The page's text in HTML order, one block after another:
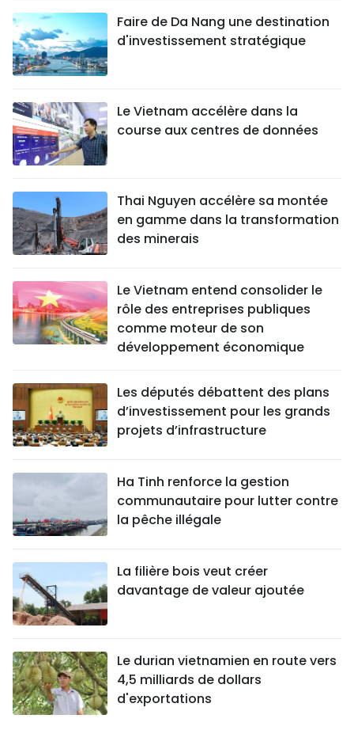
Faire de Da Nang une destination
d'investissement stratégique
Le Vietnam accélère dans la
course aux centres de données
Thai Nguyen accélère sa montée
en gamme dans la transformation
des minerais
Le Vietnam entend consolider le
rôle des entreprises publiques
comme moteur de son
développement économique
Les députés débattent des plans
d’investissement pour les grands
projets d’infrastructure
Ha Tinh renforce la gestion
communautaire pour lutter contre
la pêche illégale
La filière bois veut créer
davantage de valeur ajoutée
Le durian vietnamien en route vers
4,5 milliards de dollars
d'exportations